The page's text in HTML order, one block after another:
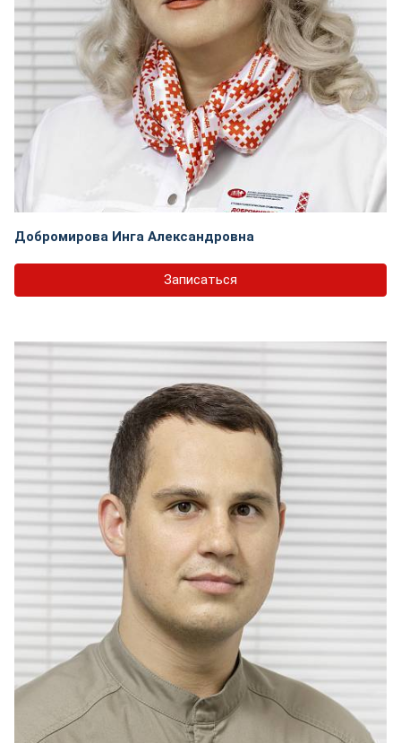
Добромирова Инга Александровна
Записаться